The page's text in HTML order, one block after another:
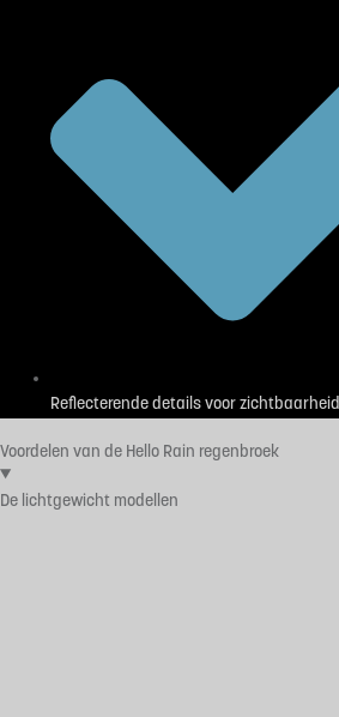
Reflecterende details voor zichtbaarheid
Voordelen van de Hello Rain regenbroek
De lichtgewicht modellen